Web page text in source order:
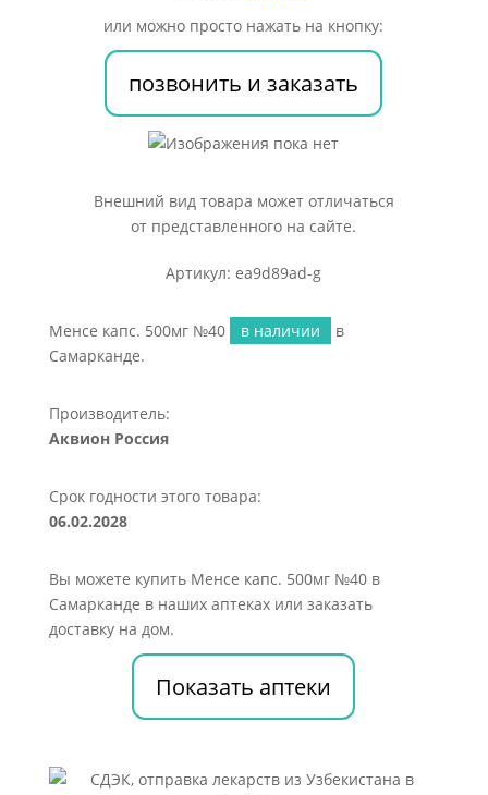
или можно просто нажать на кнопку:
позвонить и заказать
Внешний вид товара может отличаться
от представленного на сайте.
Артикул: ea9d89ad-g
Менсе капс. 500мг №40 в наличии
в
Самарканде.
Производитель:
Аквион Россия
Срок годности этого товара:
06.02.2028
Вы можете купить Менсе капс. 500мг №40 в
Самарканде в наших аптеках или заказать
доставку на дом.
Показать аптеки